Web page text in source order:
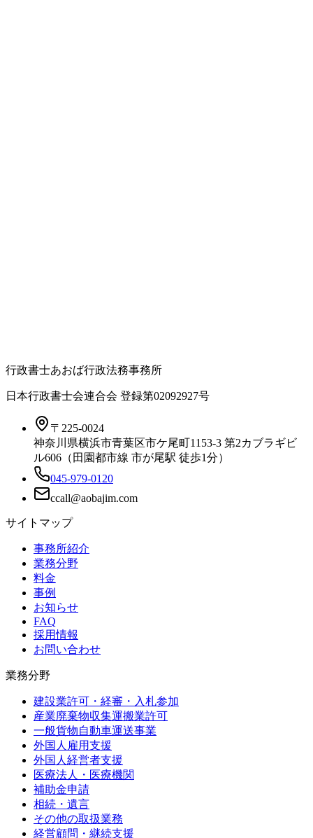
行政書士あおば行政法務事務所
日本行政書士会連合会 登録第02092927号
〒225-0024
神奈川県横浜市青葉区市ケ尾町1153-3 第2カブラギビ
ル606（田園都市線 市が尾駅 徒歩1分）
045-979-0120
サイトマップ
事務所紹介
業務分野
料金
事例
お知らせ
FAQ
採用情報
お問い合わせ
業務分野
建設業許可・経審・入札参加
産業廃棄物収集運搬業許可
一般貨物自動車運送事業
外国人雇用支援
外国人経営者支援
医療法人・医療機関
補助金申請
相続・遺言
その他の取扱業務
経営顧問・継続支援